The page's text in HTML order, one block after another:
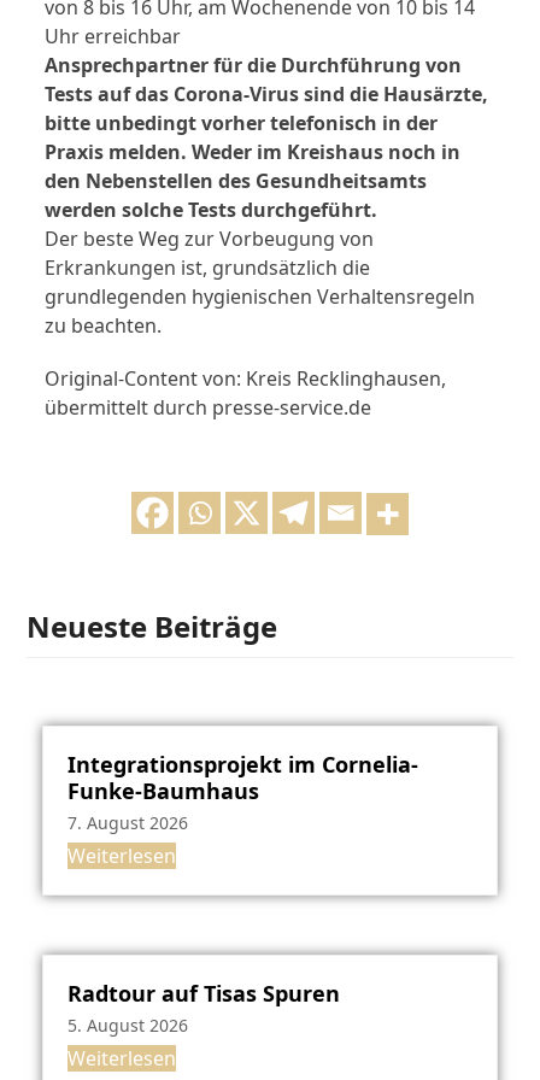
von 8 bis 16 Uhr, am Wochenende von 10 bis 14
Uhr erreichbar
Ansprechpartner für die Durchführung von
Tests auf das Corona-Virus sind die Hausärzte,
bitte unbedingt vorher telefonisch in der
Praxis melden. Weder im Kreishaus noch in
den Nebenstellen des Gesundheitsamts
werden solche Tests durchgeführt.
Der beste Weg zur Vorbeugung von
Erkrankungen ist, grundsätzlich die
grundlegenden hygienischen Verhaltensregeln
zu beachten.
Original-Content von: Kreis Recklinghausen,
übermittelt durch presse-service.de
Neueste Beiträge
Integrationsprojekt im Cornelia-
Funke-Baumhaus
7. August 2026
Weiterlesen
Radtour auf Tisas Spuren
5. August 2026
Weiterlesen